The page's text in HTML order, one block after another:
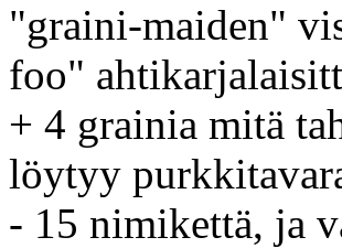
"graini-maiden"
foo"
+ 4 grainia mitä
löytyy
- 15 nimikettä, ja